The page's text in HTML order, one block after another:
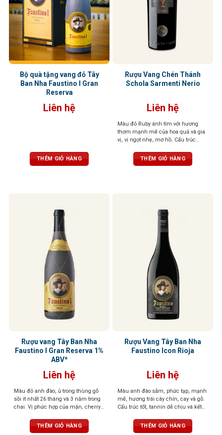
Bộ quà tặng vang đỏ Tây
Ban Nha Faustino I Gran
Reserva
Liên hệ
THÊM GIỎ HÀNG
Rượu Vang Chén Thánh
Schola Sarmenti Nerio
Liên hệ
Màu đỏ Ruby ánh tím với hương
thơm mạnh mẽ của hoa quả và gia
vị, vị ngọt nhẹ, mơ hồ. Cấu trúc
THÊM GIỎ HÀNG
Rượu vang Tây Ban Nha
Faustino I Gran Reserva 1%
ABV*
Liên hệ
Màu đỏ anh đào, ủ trong thùng gỗ
sồi ít nhất 26 tháng và 3 năm trong
chai. Vị phức hợp của mận, cherry,
hậu vị sâu lắngTHÊM GIỎ HÀNG
Rượu Vang Tây Ban Nha
Faustino Icon Rioja
Liên hệ
Màu anh đào sẫm, phức tạp, mạnh
mẽ, hương trái cây chín, cay và gỗ.
Cấu trúc tốt, tannin dễ chịu và kết
THÊM GIỎ HÀNG